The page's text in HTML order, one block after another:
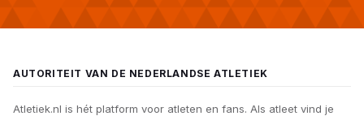
AUTORITEIT VAN DE NEDERLANDSE ATLETIEK
Atletiek.nl is hét platform voor atleten en fans. Als atleet vind je